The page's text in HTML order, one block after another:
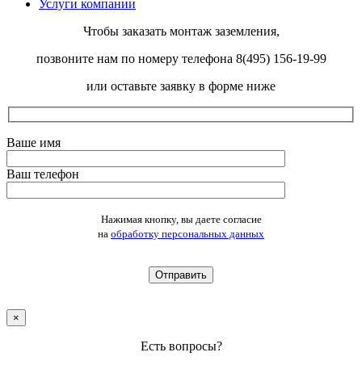
Услуги компании
Чтобы заказать монтаж заземления,
позвоните нам по номеру телефона 8(495) 156-19-99
или оставьте заявку в форме ниже
Ваше имя
Ваш телефон
Оставьте это поле пустым.Нажимая кнопку, вы даете согласие
на обработку персональных данных
×
Есть вопросы?